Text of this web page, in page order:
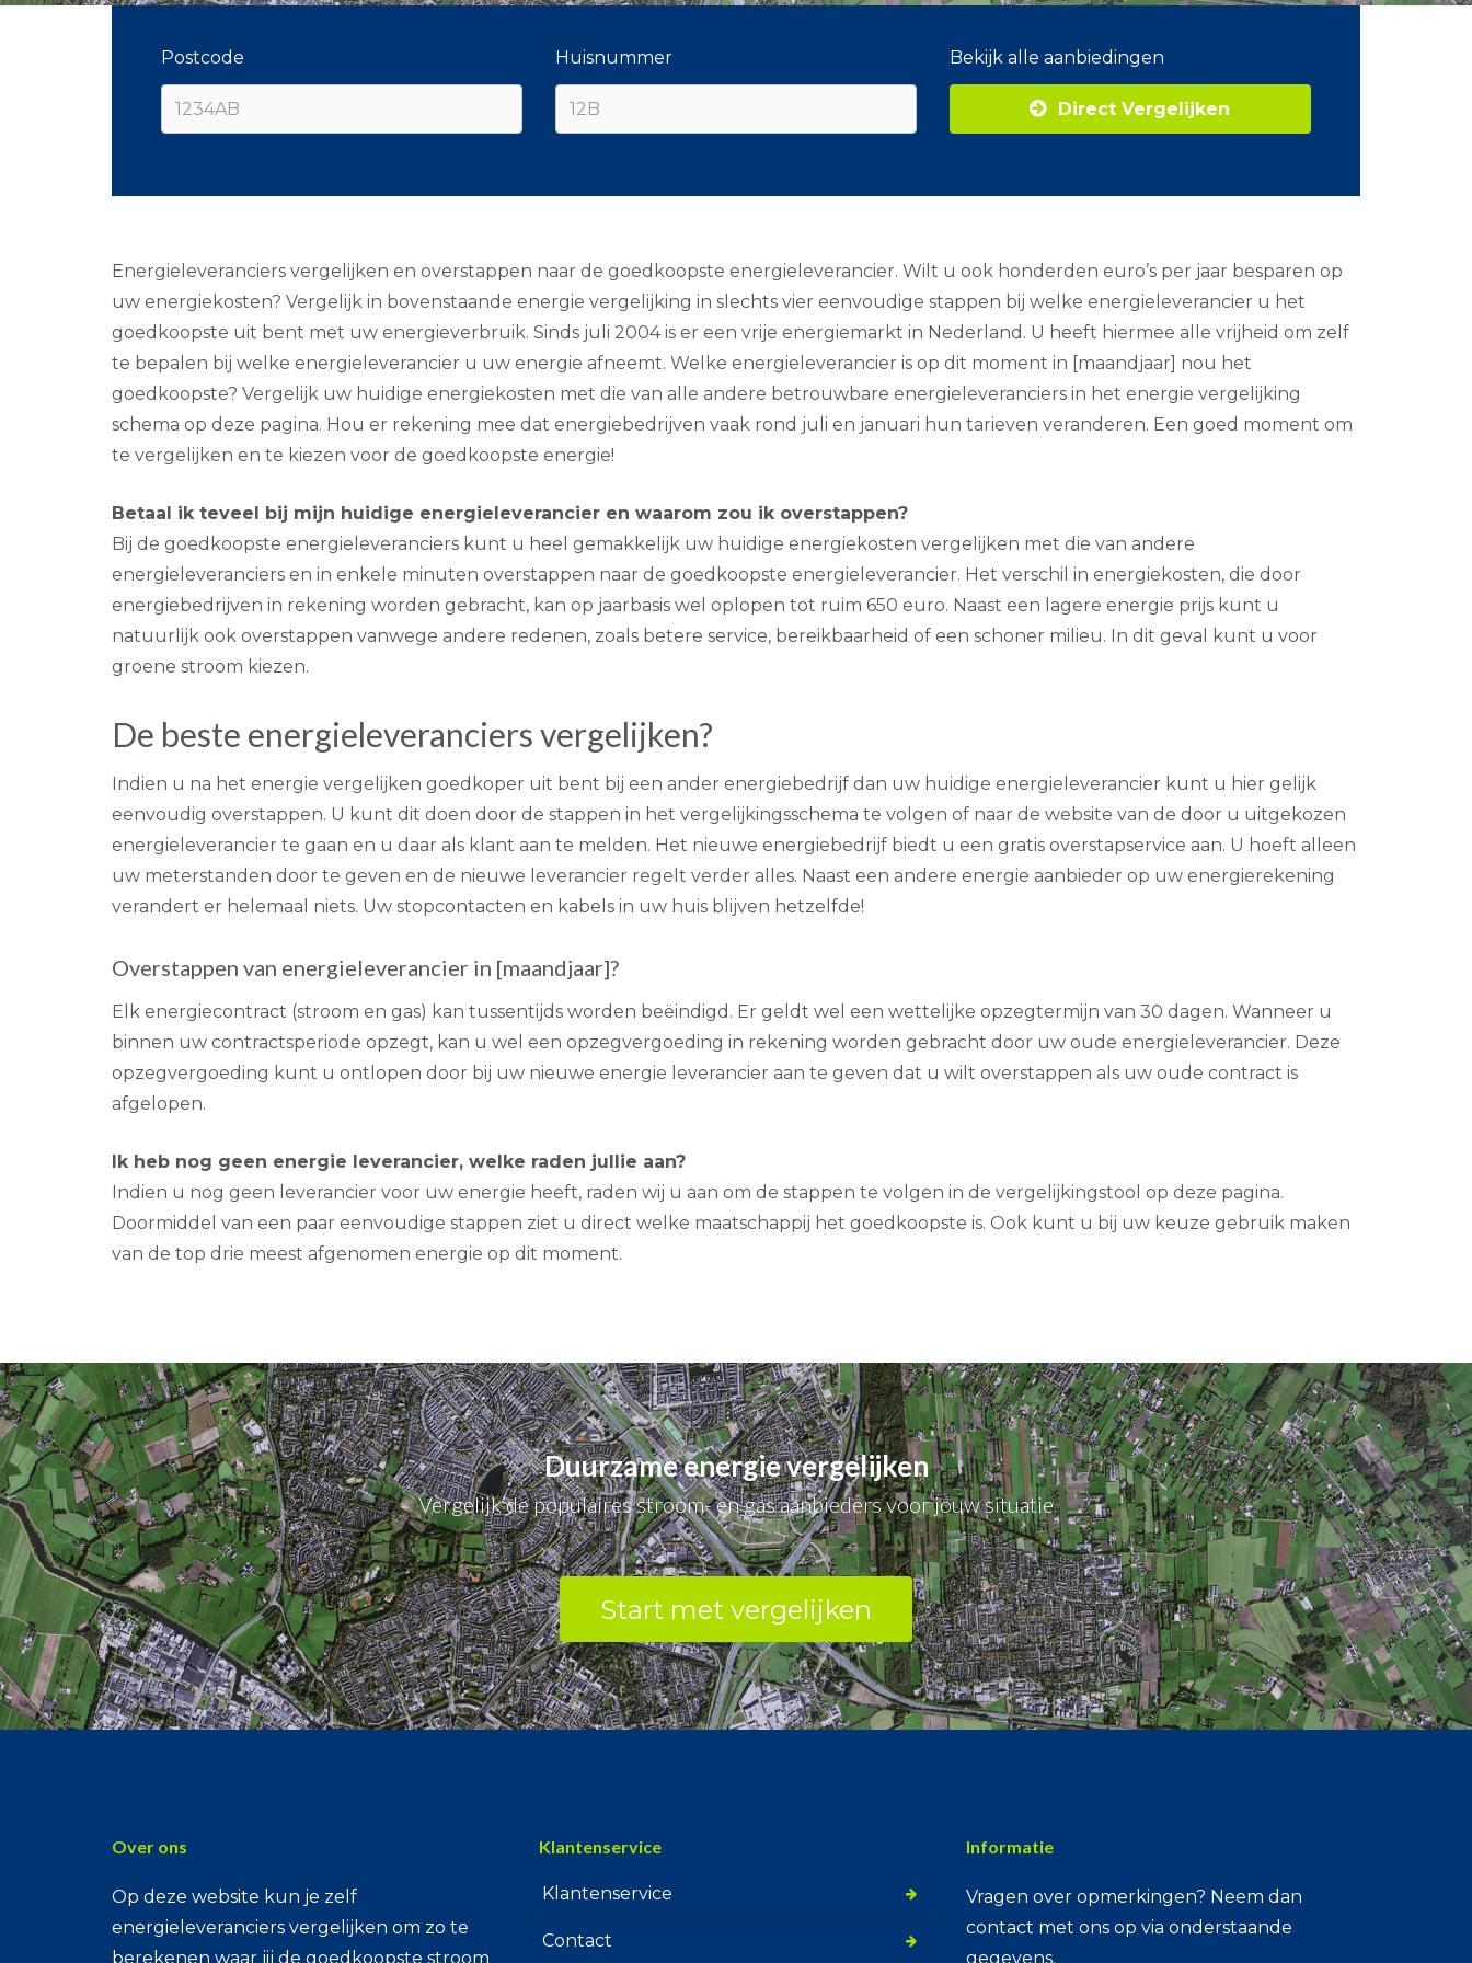
Postcode Huisnummer Bekijk alle aanbiedingen
Direct Vergelijken
Energieleveranciers vergelijken en overstappen naar de goedkoopste energieleverancier. Wilt u ook honderden euro’s per jaar besparen op
uw energiekosten? Vergelijk in bovenstaande energie vergelijking in slechts vier eenvoudige stappen bij welke energieleverancier u het
goedkoopste uit bent met uw energieverbruik. Sinds juli 2004 is er een vrije energiemarkt in Nederland. U heeft hiermee alle vrijheid om zelf
te bepalen bij welke energieleverancier u uw energie afneemt. Welke energieleverancier is op dit moment in [maandjaar] nou het
goedkoopste? Vergelijk uw huidige energiekosten met die van alle andere betrouwbare energieleveranciers in het energie vergelijking
schema op deze pagina. Hou er rekening mee dat energiebedrijven vaak rond juli en januari hun tarieven veranderen. Een goed moment om
te vergelijken en te kiezen voor de goedkoopste energie!
Betaal ik teveel bij mijn huidige energieleverancier en waarom zou ik overstappen?
Bij de goedkoopste energieleveranciers kunt u heel gemakkelijk uw huidige energiekosten vergelijken met die van andere
energieleveranciers en in enkele minuten overstappen naar de goedkoopste energieleverancier. Het verschil in energiekosten, die door
energiebedrijven in rekening worden gebracht, kan op jaarbasis wel oplopen tot ruim 650 euro. Naast een lagere energie prijs kunt u
natuurlijk ook overstappen vanwege andere redenen, zoals betere service, bereikbaarheid of een schoner milieu. In dit geval kunt u voor
groene stroom kiezen.
De beste energieleveranciers vergelijken?
Indien u na het energie vergelijken goedkoper uit bent bij een ander energiebedrijf dan uw huidige energieleverancier kunt u hier gelijk
eenvoudig overstappen. U kunt dit doen door de stappen in het vergelijkingsschema te volgen of naar de website van de door u uitgekozen
energieleverancier te gaan en u daar als klant aan te melden. Het nieuwe energiebedrijf biedt u een gratis overstapservice aan. U hoeft alleen
uw meterstanden door te geven en de nieuwe leverancier regelt verder alles. Naast een andere energie aanbieder op uw energierekening
verandert er helemaal niets. Uw stopcontacten en kabels in uw huis blijven hetzelfde!
Overstappen van energieleverancier in [maandjaar]?
Elk energiecontract (stroom en gas) kan tussentijds worden beëindigd. Er geldt wel een wettelijke opzegtermijn van 30 dagen. Wanneer u
binnen uw contractsperiode opzegt, kan u wel een opzegvergoeding in rekening worden gebracht door uw oude energieleverancier. Deze
opzegvergoeding kunt u ontlopen door bij uw nieuwe energie leverancier aan te geven dat u wilt overstappen als uw oude contract is
afgelopen.
Ik heb nog geen energie leverancier, welke raden jullie aan?
Indien u nog geen leverancier voor uw energie heeft, raden wij u aan om de stappen te volgen in de vergelijkingstool op deze pagina.
Doormiddel van een paar eenvoudige stappen ziet u direct welke maatschappij het goedkoopste is. Ook kunt u bij uw keuze gebruik maken
van de top drie meest afgenomen energie op dit moment.
Duurzame energie vergelijken
Vergelijk de populaires stroom- en gas aanbieders voor jouw situatie
Start met vergelijken
Over ons
Op deze website kun je zelf
energieleveranciers vergelijken om zo te
berekenen waar jij de goedkoopste stroom
Klantenservice
Klantenservice
Contact
Informatie
Vragen over opmerkingen? Neem dan
contact met ons op via onderstaande
gegevens.